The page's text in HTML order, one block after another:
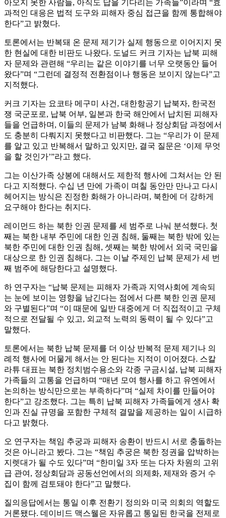
아오지 못한 사람들, 아직도 답을 기다리는 가족들”이라며 “효
과적인 대응은 법적 도구와 피해자 중심 접근을 함께 통합해야
한다”고 밝혔다.
토론에서는 반복돼 온 문제 제기가 실제 행동으로 이어지지 못
한 현실에 대한 비판도 나왔다. 도널드 커크 기자는 납북 피해
자 문제와 관련해 “우리는 같은 이야기를 너무 오랫동안 들어
왔다”며 “그런데 결정적 전환점이나 행동은 보이지 않는다”고
지적했다.
커크 기자는 요코타 메구미 사건, 대한항공기 납북자, 한국전
쟁 국군포로, 납북 어부, 일본과 한국 해안에서 납치된 피해자
들을 언급하며, 이들의 문제가 남북 화해나 정상회담 과정에서
도 충분히 다뤄지지 못했다고 비판했다. 그는 “우리가 이 문제
를 알고 있고 반복해서 말하고 있지만, 결국 질문은 ‘이제 무엇
을 할 것인가’”라고 했다.
그는 이산가족 상봉에 대해서도 제한적 행사에 그쳐서는 안 된
다고 지적했다. 수십 년 만에 가족이 며칠 동안만 만나고 다시
헤어지는 방식은 진정한 화해가 아니라며, 북한에 더 강하게
요구해야 한다는 취지다.
레이먼드 하는 북한 인권 문제를 세 범주로 나눠 분석했다. 첫
째는 북한 내부 주민에 대한 인권 침해, 둘째는 북한 밖에 있는
북한 주민에 대한 인권 침해, 셋째는 북한 밖에서 외국 국민을
대상으로 한 인권 침해다. 그는 이날 주제인 납북 문제가 세 번
째 범주에 해당한다고 설명했다.
하 연구자는 “납북 문제는 피해자 가족과 지역사회에 계속되
는 눈에 보이는 영향을 남긴다는 점에서 다른 북한 인권 문제
와 구별된다”며 “이 때문에 일반 대중에게 더 직접적이고 구체
적으로 전달될 수 있고, 외교적 노력의 동력이 될 수 있다”고
말했다.
토론에서는 북한 납북 문제를 더 이상 반복적 문제 제기나 의
례적 행사에 머물게 해서는 안 된다는 지적이 이어졌다. 스칼
라튜 대표는 북한 정치범수용소와 각종 구금시설, 납북 피해자
가족들의 고통을 언급하며 “매년 모여 행사를 하고 유엔에서
논의하는 방식만으로는 부족하다”며 “실제 차이를 만들어야
한다”고 강조했다. 그는 특히 납북 피해자 가족들에게 생사 확
인과 진실 규명을 포함한 구체적 결말을 제공하는 일이 시급하
다고 밝혔다.
오 연구자는 책임 추궁과 피해자 송환이 반드시 서로 충돌하는
것은 아니라고 봤다. 그는 “책임 추궁은 북한 정권을 압박하는
지렛대가 될 수도 있다”며 “한미일 3자 또는 다자 차원의 고위
급 관여, 정상회담과 공동선언에서의 의제화, 제재와 증거 수
집이 함께 검토돼야 한다”고 말했다.
질의응답에서는 통일 이후 전환기 정의와 미국 의회의 역할도
거론됐다. 데이비드 맥스웰은 자유롭고 통일된 한국을 전제로